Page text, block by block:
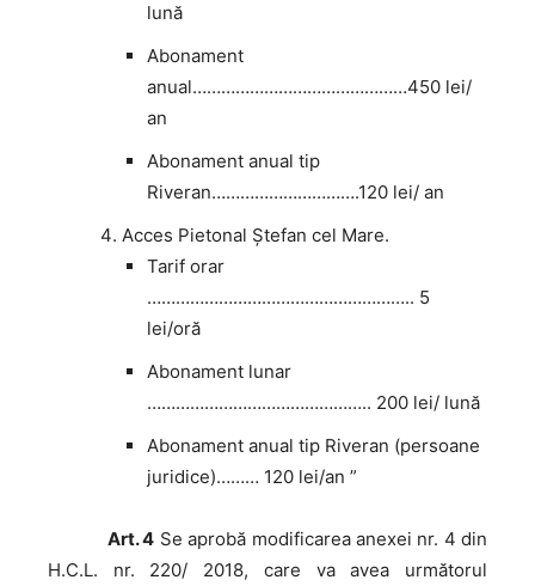
lună
Abonament
anual………………………………………450 lei/
an
Abonament anual tip
Riveran………………………….120 lei/ an
Acces Pietonal Ștefan cel Mare.
Tarif orar
……………………………………………….. 5
lei/oră
Abonament lunar
……………………………………….. 200 lei/ lună
Abonament anual tip Riveran (persoane
juridice)……… 120 lei/an ”
Art. 4 Se aprobă modificarea anexei nr. 4 din
H.C.L. nr. 220/ 2018, care va avea următorul